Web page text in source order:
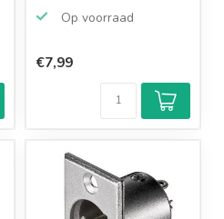
Op voorraad
€7,99